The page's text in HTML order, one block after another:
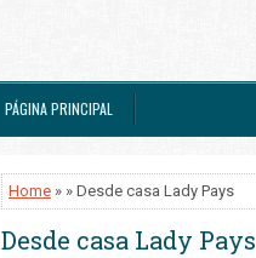
PÁGINA PRINCIPAL
Home » » Desde casa Lady Pays
Desde casa Lady Pays